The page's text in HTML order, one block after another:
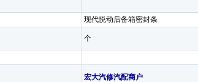
现代悦动后备箱密封条
个
宏大汽修汽配商户